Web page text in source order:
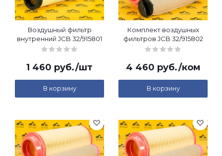
Воздушный фильтр
внутренний JCB 32/915801
1 460 руб./шт
В корзину
Комплект воздушных
фильтров JCB 32/915802
4 460 руб./ком
В корзину